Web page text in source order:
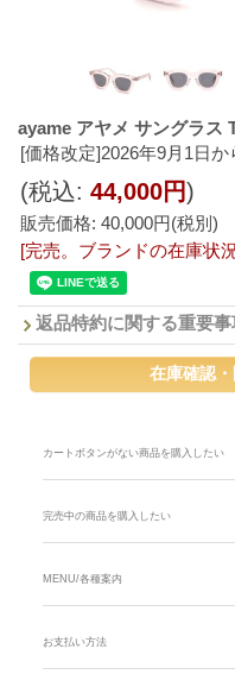
ayame アヤメ サングラス
販売価格: 40,000円(税別)
(税込: 44,000円)
[完売。ブランドの在庫状
[価格改定]2026年9月1日
返品特約に関する重要事
カートボタンがない商品を購入したい
完売中の商品を購入したい
MENU/各種案内
お支払い方法